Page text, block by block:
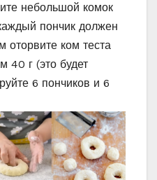
небольшой комок
пончик должен
оторвите ком теста
г (это будет
6 пончиков и 6